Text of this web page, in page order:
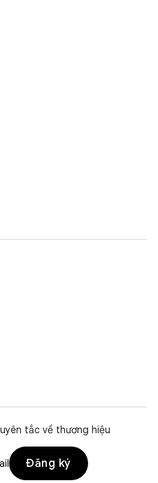
tắc về thương hiệu
Đăng ký